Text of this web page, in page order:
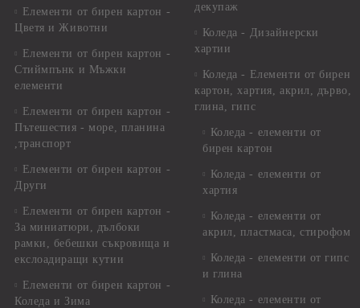
Елементи от бирен картон -
Цветя и Животни
Елементи от бирен картон -
Стиймпънк и Мъжки
елементи
Елементи от бирен картон -
Пътешестия - море, планина
,транспорт
Елементи от бирен картон -
Други
Елементи от бирен картон -
За миниатюри, дълбоки
рамки, бебешки съкровища и
екслоадиращи кутии
Елементи от бирен картон -
Коледа и Зима
декупаж
Коледа - Дизайнерски
хартии
Коледа - Eлементи от бирен
картон, хартия, акрил, дърво,
глина, гипс
Коледа - елементи от
бирен картон
Коледа - елементи от
хартия
Коледа - елементи от
акрил, пластмаса, стирофом
Коледа - елементи от гипс
и глина
Коледа - елементи от